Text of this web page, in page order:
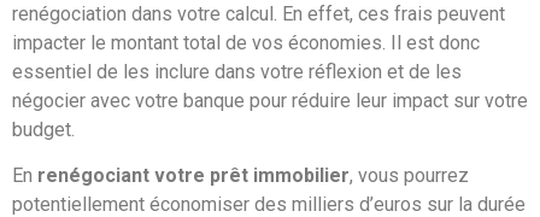
renégociation dans votre calcul. En effet, ces frais peuvent
impacter le montant total de vos économies. Il est donc
essentiel de les inclure dans votre réflexion et de les
négocier avec votre banque pour réduire leur impact sur votre
budget.
En renégociant votre prêt immobilier, vous pourrez
potentiellement économiser des milliers d’euros sur la durée